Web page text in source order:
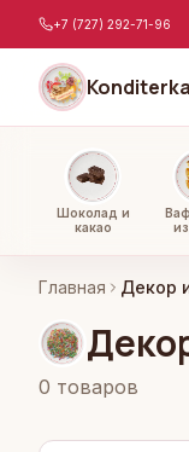
Перейти к+7 (727) 292-71-96
Konditerka
Шоколад и
какао
Главная Декор
0 товаров